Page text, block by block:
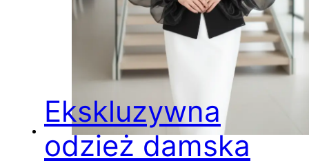
Ekskluzywna
odzież damska